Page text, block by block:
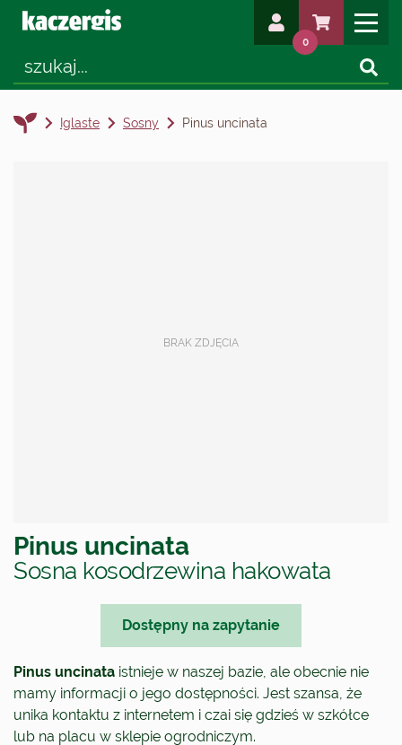
0
Iglaste Sosny Pinus uncinata
Pinus uncinata
Sosna kosodrzewina hakowata
Dostępny na zapytanie
Pinus uncinata istnieje w naszej bazie, ale obecnie nie
mamy informacji o jego dostępności. Jest szansa, że
unika kontaktu z internetem i czai się gdzieś w szkółce
lub na placu w sklepie ogrodniczym.